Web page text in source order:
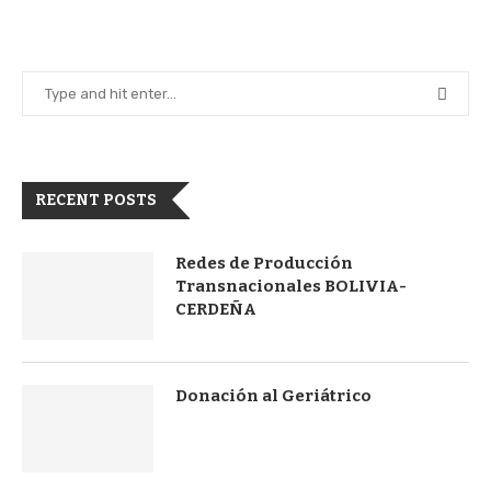
RECENT POSTS
Redes de Producción
Transnacionales BOLIVIA-
CERDEÑA
Donación al Geriátrico